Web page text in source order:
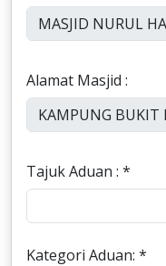
Alamat Masjid :
Tajuk Aduan : *
Kategori Aduan: *